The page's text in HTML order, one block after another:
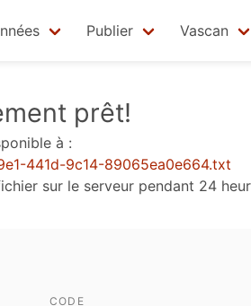
Publier Vascan
prêt!
à :
441d-9c14-89065ea0e664.txt
sur le serveur pendant 24
CODE